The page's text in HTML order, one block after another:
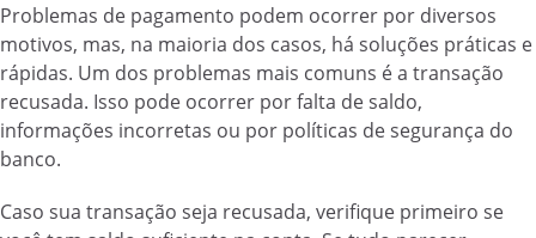
Problemas de pagamento podem ocorrer por diversos
motivos, mas, na maioria dos casos, há soluções práticas e
rápidas. Um dos problemas mais comuns é a transação
recusada. Isso pode ocorrer por falta de saldo,
informações incorretas ou por políticas de segurança do
banco.
Caso sua transação seja recusada, verifique primeiro se